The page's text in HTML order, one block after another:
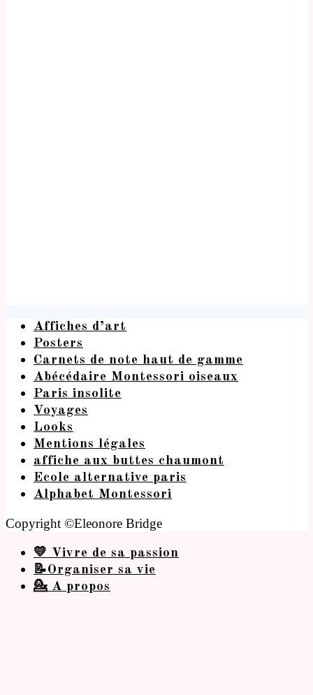
Affiches d’art
Posters
Carnets de note haut de gamme
Abécédaire Montessori oiseaux
Paris insolite
Voyages
Looks
Mentions légales
affiche aux buttes chaumont
Ecole alternative paris
Alphabet Montessori
Copyright ©Eleonore Bridge
💛 Vivre de sa passion
📝Organiser sa vie
💁 A propos